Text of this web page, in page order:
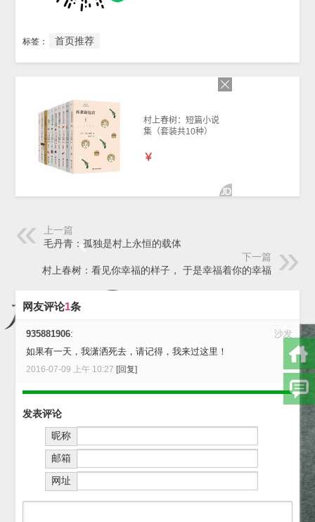
标签： 首页推荐
上一篇
毛丹青：孤独是村上永恒的载体
下一篇
村上春树：看见你幸福的样子， 于是幸福着你的幸福
网友评论1条
沙发
935881906:
如果有一天，我潇洒死去，请记得，我来过这里！
2016-07-09 上午 10:27 [回复]
发表评论
昵称
邮箱
网址